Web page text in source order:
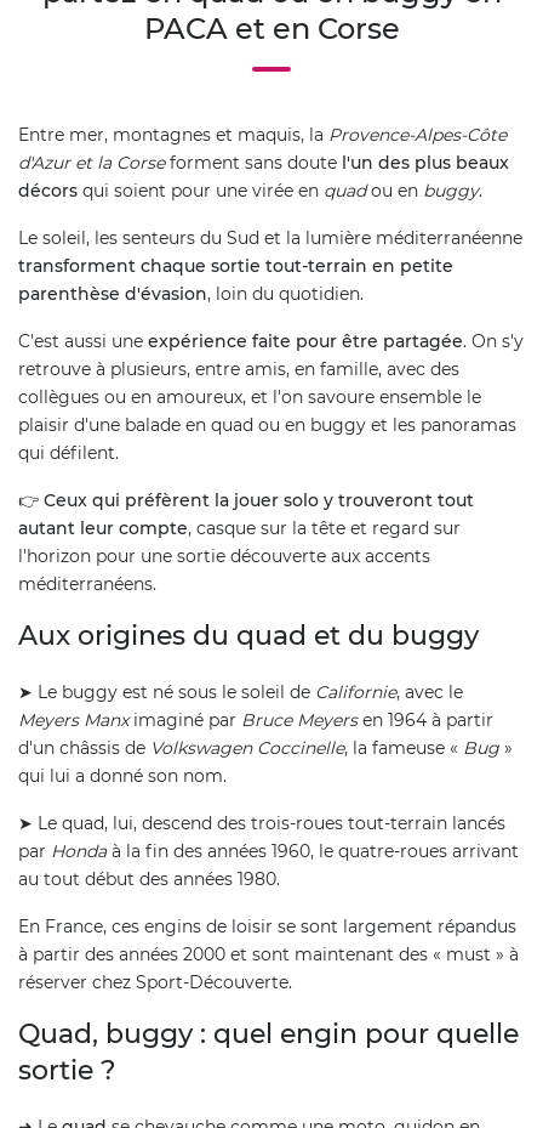
PACA et en Corse
Entre mer, montagnes et maquis, la Provence-Alpes-Côte
d'Azur et la Corseforment sans doute l'un des plus beaux
décors qui soient pour une virée en quadou en buggy.
Le soleil, les senteurs du Sud et la lumière méditerranéenne
transforment chaque sortie tout-terrain en petite
parenthèse d'évasion, loin du quotidien.
C'est aussi une expérience faite pour être partagée. On s'y
retrouve à plusieurs, entre amis, en famille, avec des
collègues ou en amoureux, et l'on savoure ensemble le
plaisir d'une balade en quad ou en buggy et les panoramas
qui défilent.
👉 Ceux qui préfèrent la jouer solo y trouveront tout
autant leur compte, casque sur la tête et regard sur
l'horizon pour une sortie découverte aux accents
méditerranéens.
Aux origines du quad et du buggy
➤ Le buggy est né sous le soleil de Californie, avec le
Meyers Manximaginé par Bruce Meyersen 1964 à partir
d'un châssis de Volkswagen Coccinelle, la fameuse « Bug »
qui lui a donné son nom.
➤ Le quad, lui, descend des trois-roues tout-terrain lancés
par Hondaà la fin des années 1960, le quatre-roues arrivant
au tout début des années 1980.
En France, ces engins de loisir se sont largement répandus
à partir des années 2000 et sont maintenant des « must » à
réserver chez Sport-Découverte.
Quad, buggy : quel engin pour quelle
sortie ?